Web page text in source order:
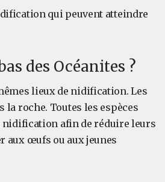
qui peuvent atteindre
des Océanites ?
lieux de nidification. Les
roche. Toutes les espèces
nidification afin de réduire leurs
aux œufs ou aux jeunes